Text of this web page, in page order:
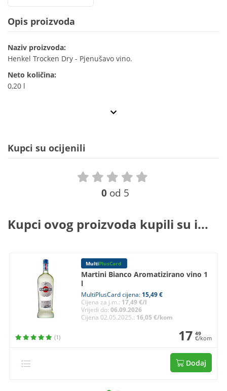
Opis proizvoda
Naziv proizvoda:
Henkel Trocken Dry - Pjenušavo vino.
Neto količina:
0,20 l
Kupci su ocijenili
0 od 5
Kupci ovog proizvoda kupili su i...
MultiPlusCard
Martini Bianco Aromatizirano vino 1
l
MultiPlusCard cijena: 15,49 €
Cijena za j.m.: 17,49 €/l
Vrijedi do:06.09.2026
Cijena 02.05.2025.: 16,05 €/kom
(1) 17 49
€/kom
Dodaj